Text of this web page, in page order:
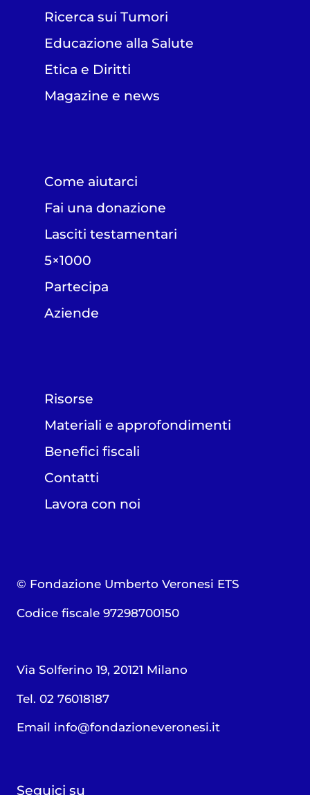
Ricerca sui Tumori
Educazione alla Salute
Etica e Diritti
Magazine e news
Come aiutarci
Fai una donazione
Lasciti testamentari
5×1000
Partecipa
Aziende
Risorse
Materiali e approfondimenti
Benefici fiscali
Contatti
Lavora con noi
© Fondazione Umberto Veronesi ETS
Codice fiscale 97298700150
Via Solferino 19, 20121 Milano
Tel. 02 76018187
Email info@fondazioneveronesi.it
Seguici su